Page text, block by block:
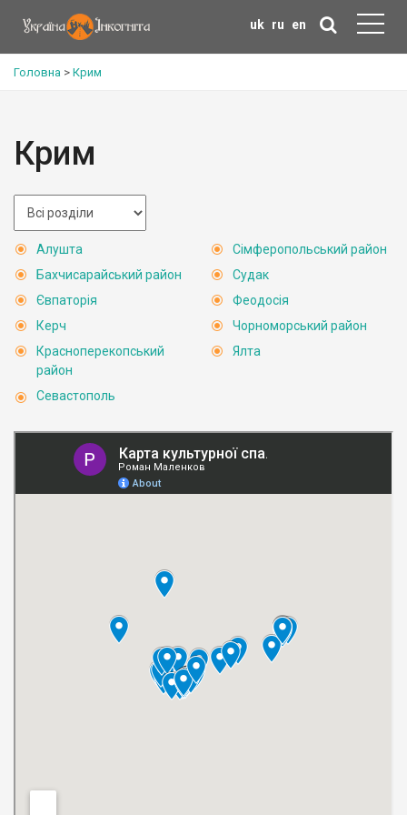
uk ru en
Головна > Крим
Крим
Алушта
Бахчисарайський район
Євпаторія
Керч
Красноперекопський
район
Севастополь
Сімферопольський район
Судак
Феодосія
Чорноморський район
Ялта